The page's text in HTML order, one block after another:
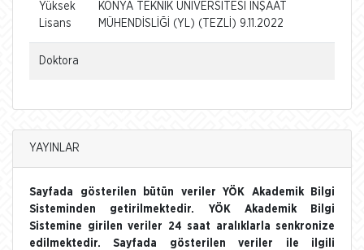
Yüksek
Lisans
KONYA TEKNİK ÜNİVERSİTESİ İNŞAAT
MÜHENDİSLİĞİ (YL) (TEZLİ) 9.11.2022
Doktora
YAYINLAR
Sayfada gösterilen bütün veriler YÖK Akademik Bilgi
Sisteminden getirilmektedir. YÖK Akademik Bilgi
Sistemine girilen veriler 24 saat aralıklarla senkronize
edilmektedir. Sayfada gösterilen veriler ile ilgili